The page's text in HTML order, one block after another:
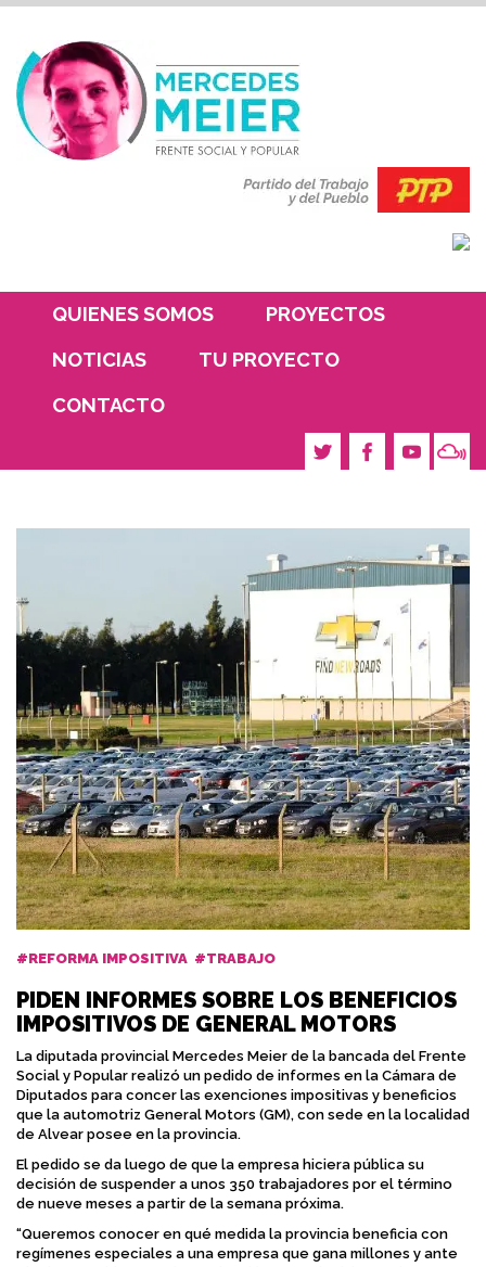
QUIENES SOMOS
PROYECTOS
NOTICIAS
TU PROYECTO
CONTACTO
#REFORMA IMPOSITIVA #TRABAJO
PIDEN INFORMES SOBRE LOS BENEFICIOS
IMPOSITIVOS DE GENERAL MOTORS
La diputada provincial Mercedes Meier de la bancada del Frente
Social y Popular realizó un pedido de informes en la Cámara de
Diputados para concer las exenciones impositivas y beneficios
que la automotriz General Motors (GM), con sede en la localidad
de Alvear posee en la provincia.
El pedido se da luego de que la empresa hiciera pública su
decisión de suspender a unos 350 trabajadores por el término
de nueve meses a partir de la semana próxima.
“Queremos conocer en qué medida la provincia beneficia con
regímenes especiales a una empresa que gana millones y ante